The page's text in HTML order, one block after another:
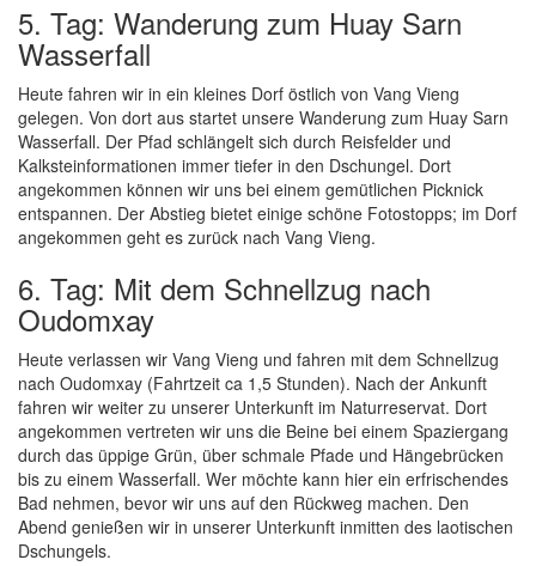
5. Tag: Wanderung zum Huay Sarn
Wasserfall
Heute fahren wir in ein kleines Dorf östlich von Vang Vieng
gelegen. Von dort aus startet unsere Wanderung zum Huay Sarn
Wasserfall. Der Pfad schlängelt sich durch Reisfelder und
Kalksteinformationen immer tiefer in den Dschungel. Dort
angekommen können wir uns bei einem gemütlichen Picknick
entspannen. Der Abstieg bietet einige schöne Fotostopps; im Dorf
angekommen geht es zurück nach Vang Vieng.
6. Tag: Mit dem Schnellzug nach
Oudomxay
Heute verlassen wir Vang Vieng und fahren mit dem Schnellzug
nach Oudomxay (Fahrtzeit ca 1,5 Stunden). Nach der Ankunft
fahren wir weiter zu unserer Unterkunft im Naturreservat. Dort
angekommen vertreten wir uns die Beine bei einem Spaziergang
durch das üppige Grün, über schmale Pfade und Hängebrücken
bis zu einem Wasserfall. Wer möchte kann hier ein erfrischendes
Bad nehmen, bevor wir uns auf den Rückweg machen. Den
Abend genießen wir in unserer Unterkunft inmitten des laotischen
Dschungels.